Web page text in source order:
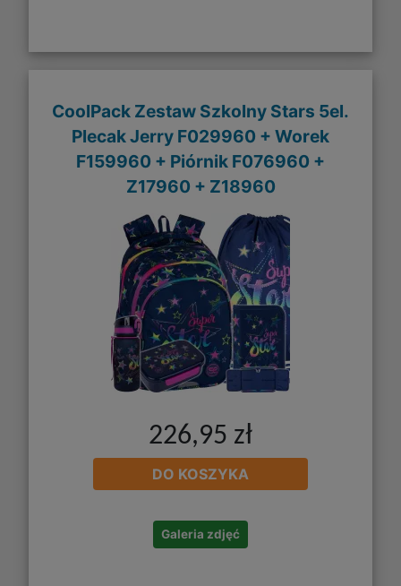
CoolPack Zestaw Szkolny Stars 5el.
Plecak Jerry F029960 + Worek
F159960 + Piórnik F076960 +
Z17960 + Z18960
226,95 zł
DO KOSZYKA
Galeria zdjęć